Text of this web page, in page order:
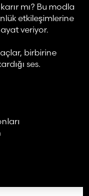
mı? Bu modla
etkileşimlerine
veriyor.
birbirine
ses.
şekilde yeniden
günlük
neden olabilir.